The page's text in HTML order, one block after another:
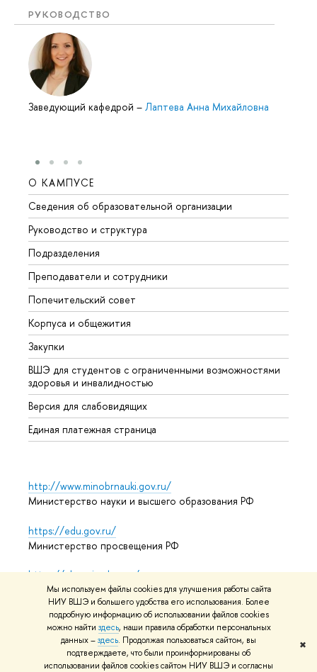
Мы используем файлы cookies для улучшения работы сайта
НИУ ВШЭ и большего удобства его использования. Более
подробную информацию об использовании файлов cookies
можно найти здесь, наши правила обработки персональных
данных –здесь. Продолжая пользоваться сайтом, вы
подтверждаете, что были проинформированы об
использовании файлов cookies сайтом НИУ ВШЭ и согласны
✖
РУКОВОДСТВО
Заведующий кафедрой – Лаптева Анна Михайловна
О КАМПУСЕ
Сведения об образовательной организации
Руководство и структура
Подразделения
Преподаватели и сотрудники
Попечительский совет
Корпуса и общежития
Закупки
ВШЭ для студентов с ограниченными возможностями
здоровья и инвалидностью
Версия для слабовидящих
Единая платежная страница
http://www.minobrnauki.gov.ru/
Министерство науки и высшего образования РФ
https://edu.gov.ru/
Министерство просвещения РФ
https://elearning.hse.ru/mooc
Массовые открытые онлайн-курсы
© НИУ ВШЭ 1993–2026 Адреса и контактыУсловия
использования материаловПолитика конфиденциальности
Карта сайта